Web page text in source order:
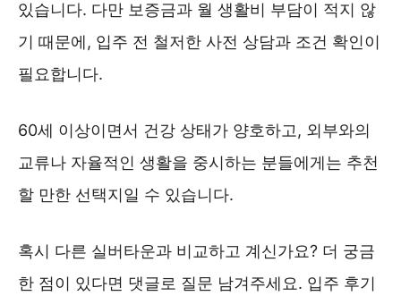
있습니다. 다만 보증금과 월 생활비 부담이 적지 않
기 때문에, 입주 전 철저한 사전 상담과 조건 확인이
필요합니다.
60세 이상이면서 건강 상태가 양호하고, 외부와의
교류나 자율적인 생활을 중시하는 분들에게는 추천
할 만한 선택지일 수 있습니다.
혹시 다른 실버타운과 비교하고 계신가요? 더 궁금
한 점이 있다면 댓글로 질문 남겨주세요. 입주 후기